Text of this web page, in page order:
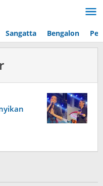
Sangatta Bengalon